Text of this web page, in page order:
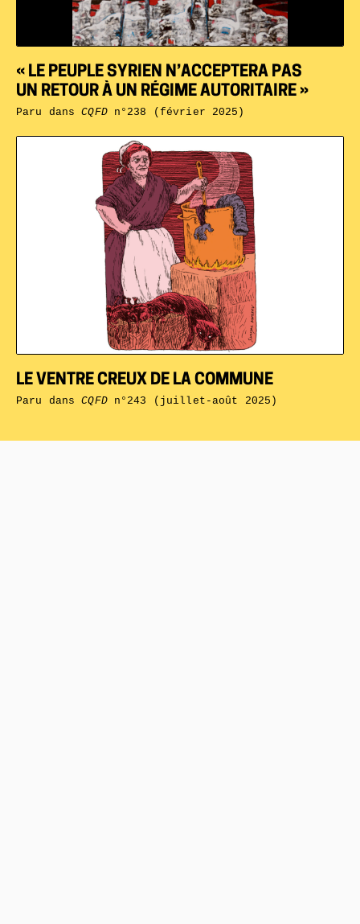
LE VENTRE CREUX DE LA COMMUNE
Paru dansCQFDn°243 (juillet-août 2025)
« LE PEUPLE SYRIEN N’ACCEPTERA PAS
UN RETOUR À UN RÉGIME AUTORITAIRE »
Paru dansCQFDn°238 (février 2025)